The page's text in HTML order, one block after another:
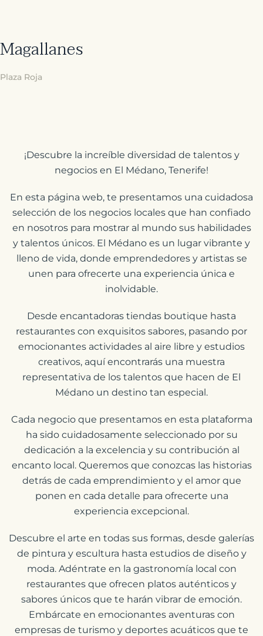
Magallanes
Plaza Roja
¡Descubre la increíble diversidad de talentos y
negocios en El Médano, Tenerife!
En esta página web, te presentamos una cuidadosa
selección de los negocios locales que han confiado
en nosotros para mostrar al mundo sus habilidades
y talentos únicos. El Médano es un lugar vibrante y
lleno de vida, donde emprendedores y artistas se
unen para ofrecerte una experiencia única e
inolvidable.
Desde encantadoras tiendas boutique hasta
restaurantes con exquisitos sabores, pasando por
emocionantes actividades al aire libre y estudios
creativos, aquí encontrarás una muestra
representativa de los talentos que hacen de El
Médano un destino tan especial.
Cada negocio que presentamos en esta plataforma
ha sido cuidadosamente seleccionado por su
dedicación a la excelencia y su contribución al
encanto local. Queremos que conozcas las historias
detrás de cada emprendimiento y el amor que
ponen en cada detalle para ofrecerte una
experiencia excepcional.
Descubre el arte en todas sus formas, desde galerías
de pintura y escultura hasta estudios de diseño y
moda. Adéntrate en la gastronomía local con
restaurantes que ofrecen platos auténticos y
sabores únicos que te harán vibrar de emoción.
Embárcate en emocionantes aventuras con
empresas de turismo y deportes acuáticos que te